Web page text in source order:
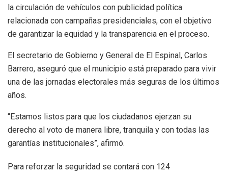
la circulación de vehículos con publicidad política
relacionada con campañas presidenciales, con el objetivo
de garantizar la equidad y la transparencia en el proceso.
El secretario de Gobierno y General de El Espinal, Carlos
Barrero, aseguró que el municipio está preparado para vivir
una de las jornadas electorales más seguras de los últimos
años.
“Estamos listos para que los ciudadanos ejerzan su
derecho al voto de manera libre, tranquila y con todas las
garantías institucionales”, afirmó.
Para reforzar la seguridad se contará con 124